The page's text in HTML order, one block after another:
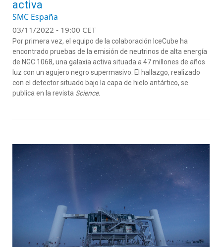
activa
SMC España
03/11/2022 - 19:00 CET
Por primera vez, el equipo de la colaboración IceCube ha
encontrado pruebas de la emisión de neutrinos de alta energía
de NGC 1068, una galaxia activa situada a 47 millones de años
luz con un agujero negro supermasivo. El hallazgo, realizado
con el detector situado bajo la capa de hielo antártico, se
publica en la revista Science.